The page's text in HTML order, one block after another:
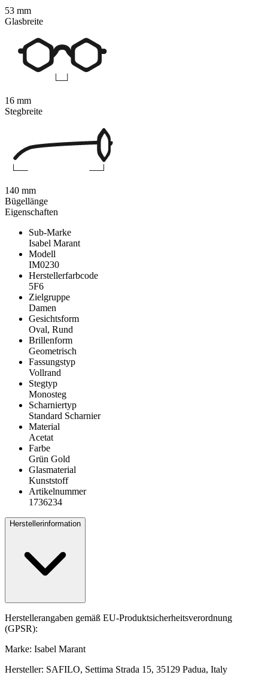
Eigenschaften
Sub-Marke
Isabel Marant
Modell
IM0230
Herstellerfarbcode
5F6
Zielgruppe
Damen
Gesichtsform
Oval, Rund
Brillenform
Geometrisch
Fassungstyp
Vollrand
Stegtyp
Monosteg
Scharniertyp
Standard Scharnier
Material
Acetat
Farbe
Grün Gold
Glasmaterial
Kunststoff
Artikelnummer
1736234
Herstellerinformation
Herstellerangaben gemäß EU-Produktsicherheitsverordnung
(GPSR):
Marke: Isabel Marant
Hersteller: SAFILO, Settima Strada 15, 35129 Padua, Italy
53 mm
Glasbreite
16 mm
Stegbreite
140 mm
Bügellänge